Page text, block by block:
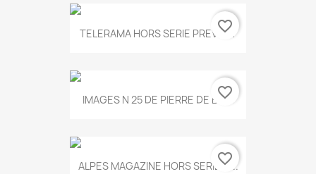
TELERAMA HORS SERIE PREVERT
favorite_border
IMAGES N 25 DE PIERRE DE BOIS
favorite_border
ALPES MAGAZINE HORS SERIE N...
favorite_border